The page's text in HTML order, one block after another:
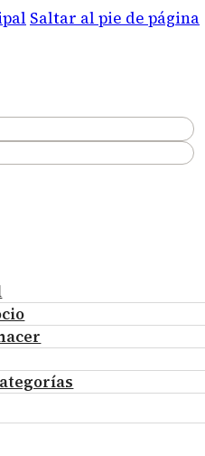
Saltar al pie de página